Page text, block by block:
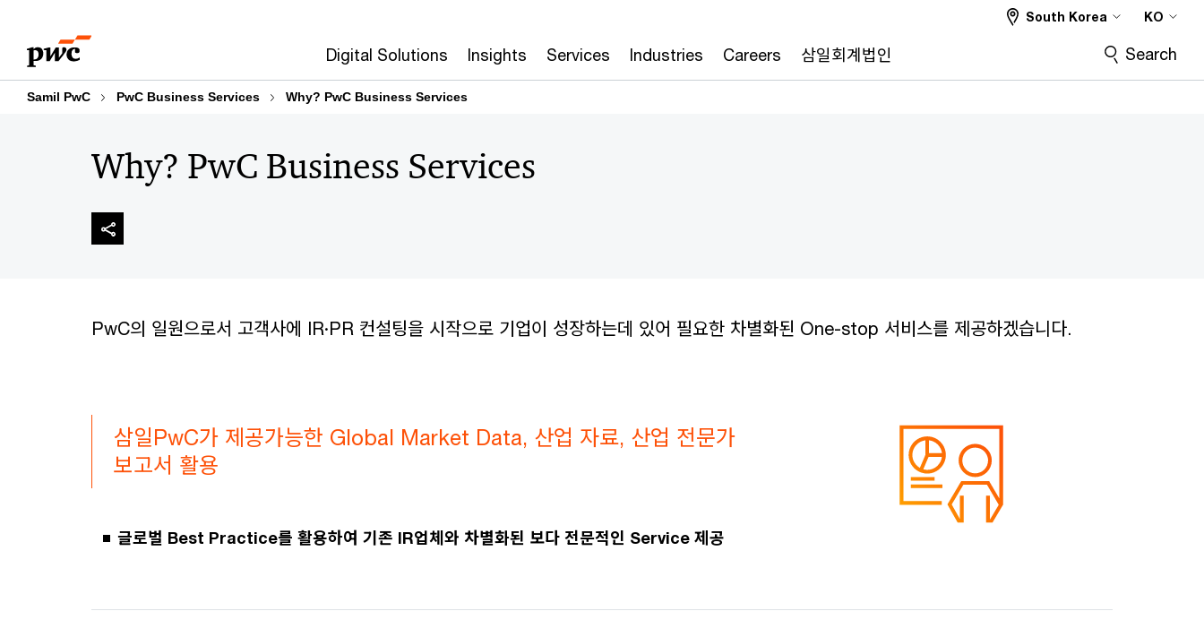
content
footer
Digital Solutions Insights Services Industries Careers 삼일회계법인
South Korea KO
Search
Samil PwC PwC Business Services Why? PwC Business Services
Why? PwC Business Services
PwC의 일원으로서 고객사에 IR·PR 컨설팅을 시작으로 기업이 성장하는데 있어 필요한 차별화된 One-stop 서비스를 제공하겠습니다.
삼일PwC가 제공가능한 Global Market Data, 산업 자료, 산업 전문가
보고서 활용
글로벌 Best Practice를 활용하여 기존 IR업체와 차별화된 보다 전문적인 Service 제공